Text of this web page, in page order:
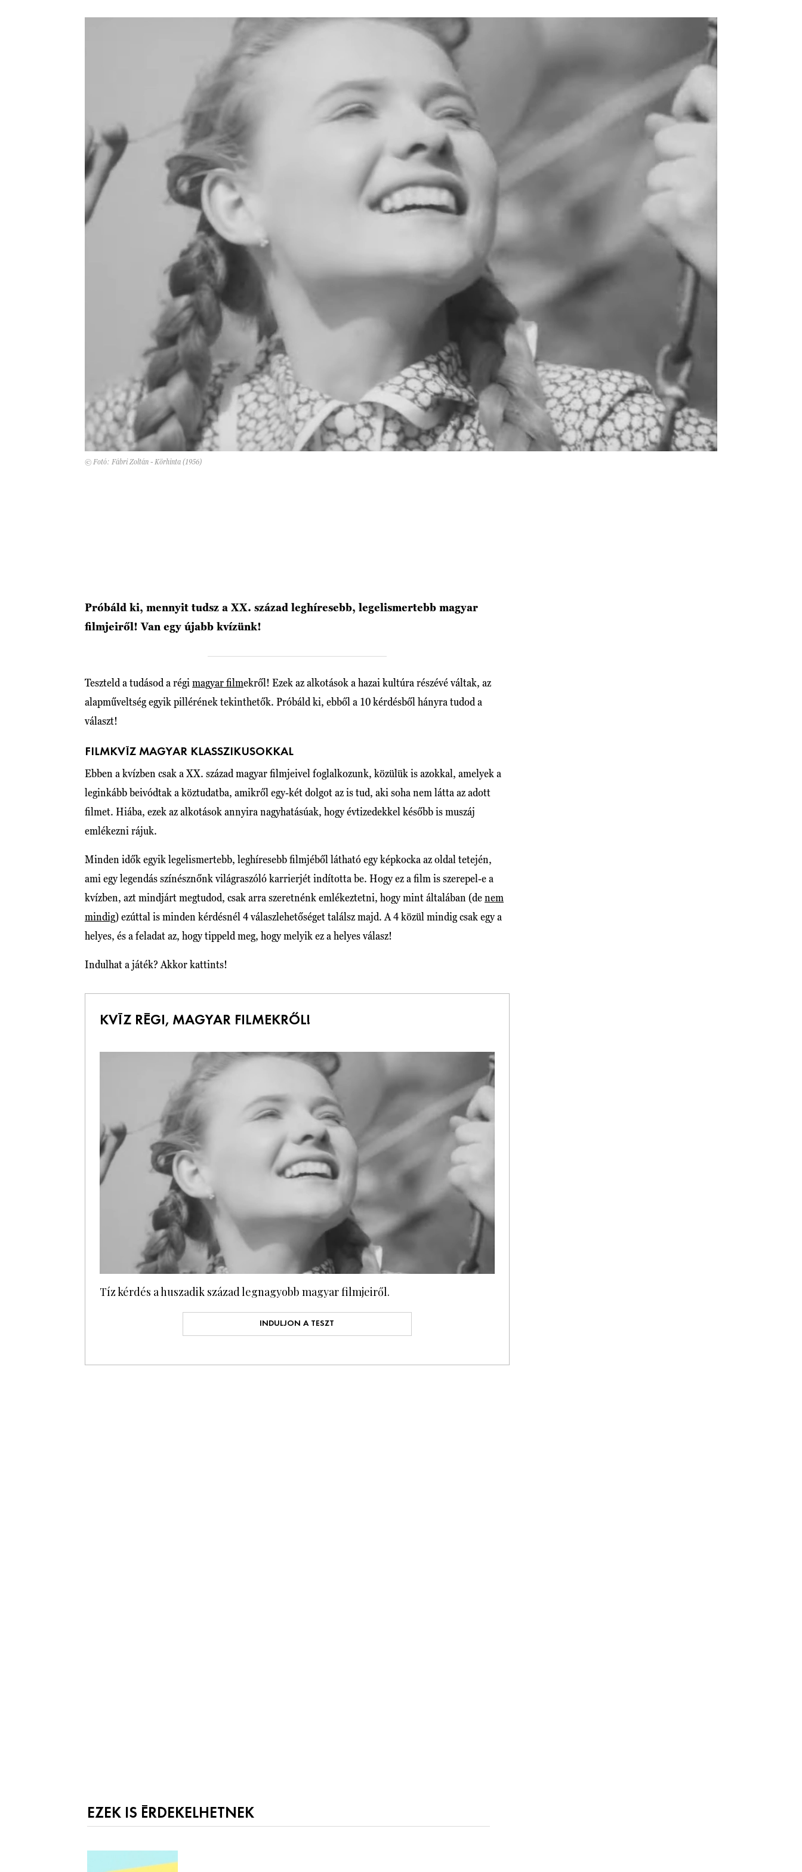
© Fotó: Fábri Zoltán - Körhinta (1956)
Próbáld ki, mennyit tudsz a XX. század leghíresebb, legelismertebb magyar
filmjeiről! Van egy újabb kvízünk!
Teszteld a tudásod a régi magyar filmekről! Ezek az alkotások a hazai kultúra részévé váltak, az
alapműveltség egyik pillérének tekinthetők. Próbáld ki, ebből a 10 kérdésből hányra tudod a
választ!
FILMKVÍZ MAGYAR KLASSZIKUSOKKAL
Ebben a kvízben csak a XX. század magyar filmjeivel foglalkozunk, közülük is azokkal, amelyek a
leginkább beivódtak a köztudatba, amikről egy-két dolgot az is tud, aki soha nem látta az adott
filmet. Hiába, ezek az alkotások annyira nagyhatásúak, hogy évtizedekkel később is muszáj
emlékezni rájuk.
Minden idők egyik legelismertebb, leghíresebb filmjéből látható egy képkocka az oldal tetején,
ami egy legendás színésznőnk világraszóló karrierjét indította be. Hogy ez a film is szerepel-e a
kvízben, azt mindjárt megtudod, csak arra szeretnénk emlékeztetni, hogy mint általában (denem
mindig) ezúttal is minden kérdésnél 4 válaszlehetőséget találsz majd. A 4 közül mindig csak egy a
helyes, és a feladat az, hogy tippeld meg, hogy melyik ez a helyes válasz!
Indulhat a játék? Akkor kattints!
KVÍZ RÉGI, MAGYAR FILMEKRŐL!
Tíz kérdés a huszadik század legnagyobb magyar filmjeiről.
INDULJON A TESZT
EZEK IS ÉRDEKELHETNEK